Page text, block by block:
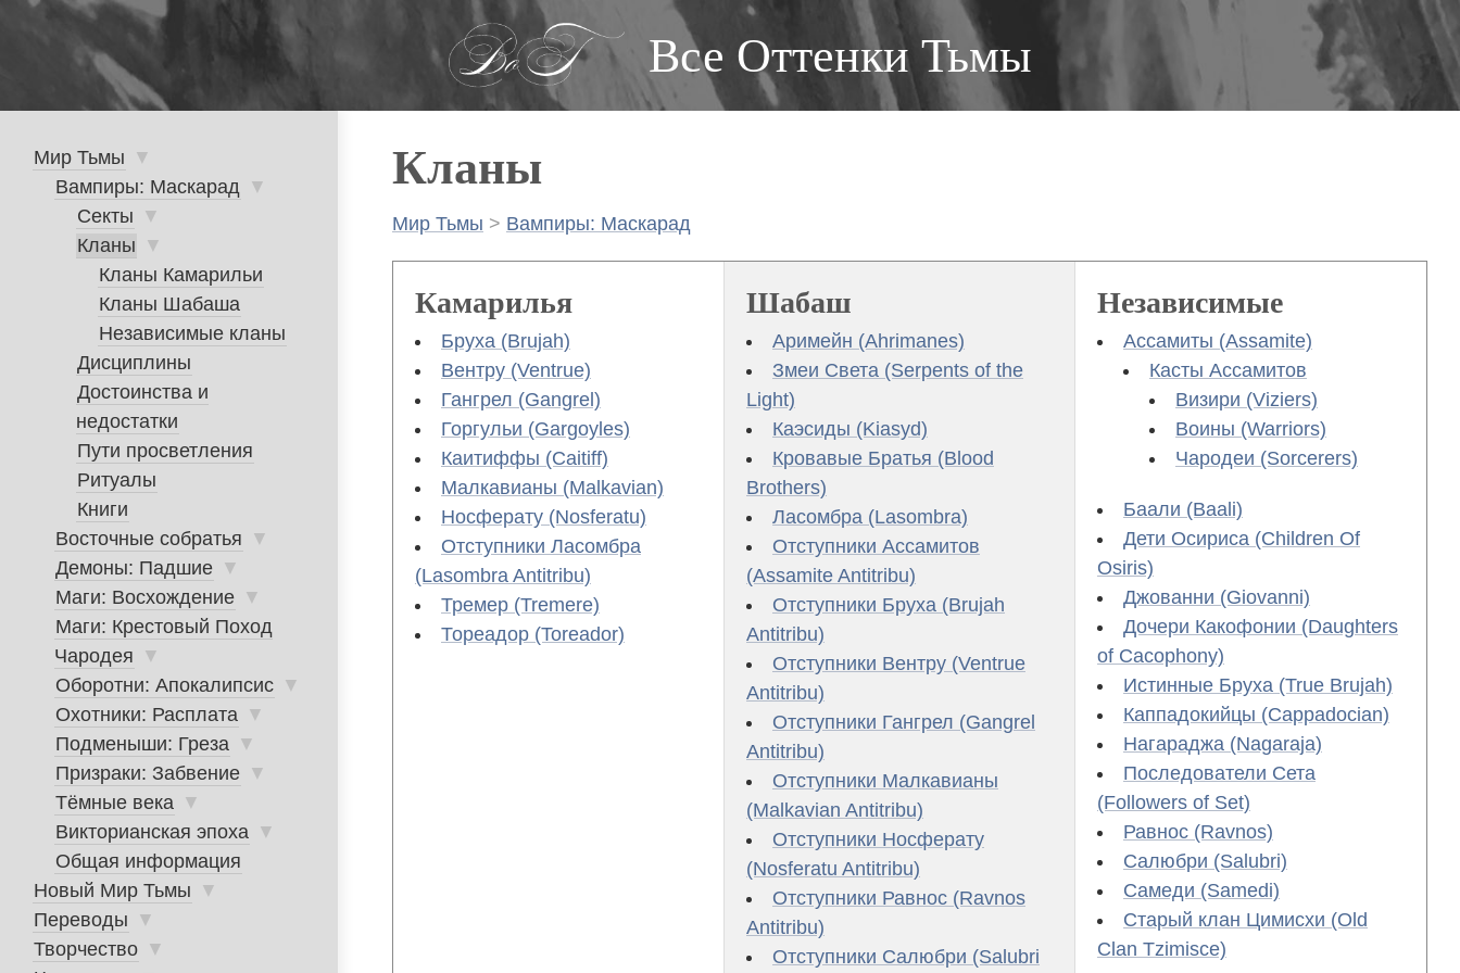
navigation
Все Оттенки Тьмы
Кланы
Строка
навигации
Мир Тьмы > Вампиры: Маскарад
Камарилья
Бруха (Brujah)
Вентру (Ventrue)
Гангрел (Gangrel)
Горгульи (Gargoyles)
Каитиффы (Caitiff)
Малкавианы (Malkavian)
Носферату (Nosferatu)
Отступники Ласомбра
(Lasombra Antitribu)
Тремер (Tremere)
Тореадор (Toreador)
Шабаш
Аримейн (Ahrimanes)
Змеи Света (Serpents of the
Light)
Каэсиды (Kiasyd)
Кровавые Братья (Blood
Brothers)
Ласомбра (Lasombra)
Отступники Ассамитов
(Assamite Antitribu)
Отступники Бруха (Brujah
Antitribu)
Отступники Вентру (Ventrue
Antitribu)
Отступники Гангрел (Gangrel
Antitribu)
Отступники Малкавианы
(Malkavian Antitribu)
Отступники Носферату
(Nosferatu Antitribu)
Отступники Равнос (Ravnos
Antitribu)
Отступники Салюбри (Salubri
Независимые
Ассамиты (Assamite)
Касты Ассамитов
Визири (Viziers)
Воины (Warriors)
Чародеи (Sorcerers)
Баали (Baali)
Дети Осириса (Children Of
Osiris)
Джованни (Giovanni)
Дочери Какофонии (Daughters
of Cacophony)
Истинные Бруха (True Brujah)
Каппадокийцы (Cappadocian)
Нагараджа (Nagaraja)
Последователи Сета
(Followers of Set)
Равнос (Ravnos)
Салюбри (Salubri)
Самеди (Samedi)
Старый клан Цимисхи (Old
Clan Tzimisce)
Главное
меню
Мир Тьмы ▼
Вампиры: Маскарад ▼
Секты ▼
Кланы ▼
Кланы Камарильи
Кланы Шабаша
Независимые кланы
Дисциплины
Достоинства и
недостатки
Пути просветления
Ритуалы
Книги
Восточные собратья ▼
Демоны: Падшие ▼
Маги: Восхождение ▼
Маги: Крестовый Поход
Чародея ▼
Оборотни: Апокалипсис ▼
Охотники: Расплата ▼
Подменыши: Греза ▼
Призраки: Забвение ▼
Тёмные века ▼
Викторианская эпоха ▼
Общая информация
Новый Мир Тьмы ▼
Переводы ▼
Творчество ▼